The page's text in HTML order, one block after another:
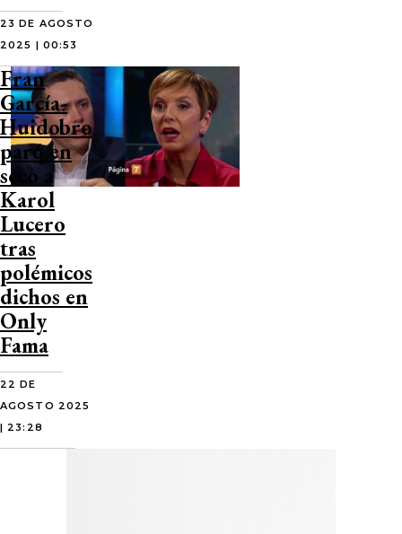
23 DE AGOSTO
2025 | 00:53
Fran
García-
Huidobro
paró en
seco a
Karol
Lucero
tras
polémicos
dichos en
Only
Fama
22 DE
AGOSTO 2025
| 23:28